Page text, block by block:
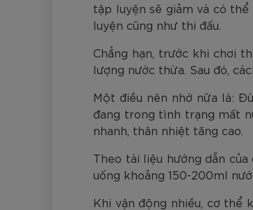
tập luyện sẽ giảm và có
luyện cũng như thi đấu.
Chẳng hạn, trước khi chơi
lượng nước thừa. Sau đó,
Một điều nên nhớ nữa là:
đang trong tình trạng mất
nhanh, thân nhiệt tăng cao.
Theo tài liệu hướng dẫn
uống khoảng 150-200ml
Khi vận động nhiều, cơ thể